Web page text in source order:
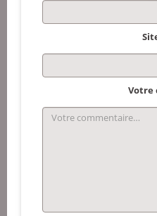
Votre